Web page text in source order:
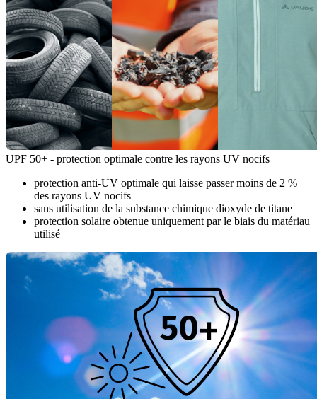
UPF 50+ - protection optimale contre les rayons UV nocifs
protection anti-UV optimale qui laisse passer moins de 2 %
des rayons UV nocifs
sans utilisation de la substance chimique dioxyde de titane
protection solaire obtenue uniquement par le biais du matériau
utilisé